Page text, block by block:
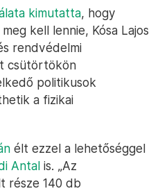
kimutatta, hogy
kell lennie, Kósa Lajos
rendvédelmi
csütörtökön
politikusok
a fizikai
élt ezzel a lehetőséggel
Antal is. „Az
része 140 db